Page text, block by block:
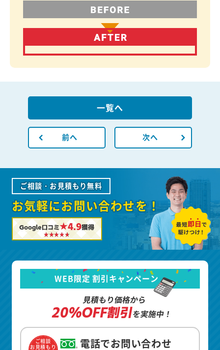
前へ
一覧へ
次へ
ご相談・お見積もり無料
お気軽にお問い合わせを！
Google口コミ★4.9獲得
WEB限定 割引キャンペーン
見積もり価格から
20%OFF割引を実施中！
ご相談
お見積もり
電話でお問い合わせ